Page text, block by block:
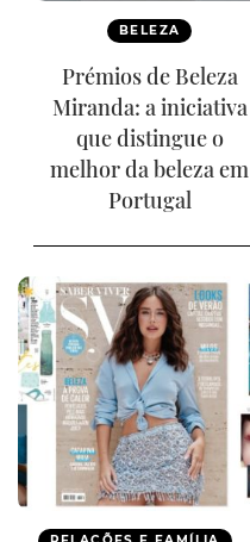
BELEZA
Prémios de Beleza
Miranda: a iniciativa
que distingue o
melhor da beleza em
Portugal